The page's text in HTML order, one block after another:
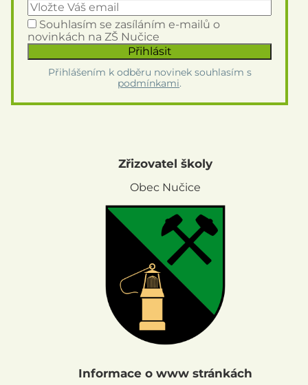
Souhlasím se zasíláním e-mailů o
novinkách na ZŠ Nučice
Přihlášením k odběru novinek souhlasím s
podmínkami.
Zřizovatel školy
Obec Nučice
Informace o www stránkách